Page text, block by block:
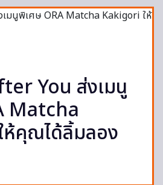
You ส่งเมนู
Matcha
คุณได้ลิ้มลอง